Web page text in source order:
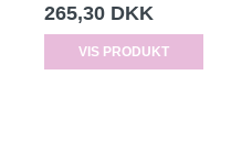
265,30 DKK
VIS PRODUKT